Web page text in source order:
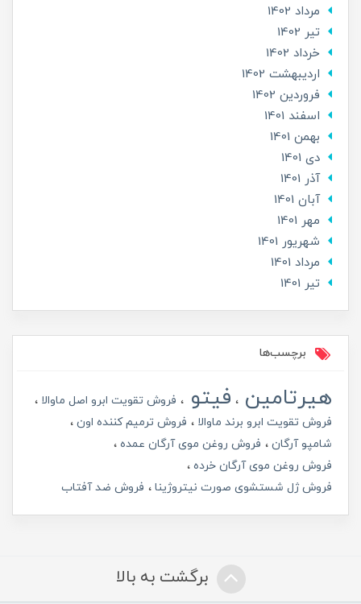
مرداد 1402
تير 1402
خرداد 1402
ارديبهشت 1402
فروردین 1402
اسفند 1401
بهمن 1401
دی 1401
آذر 1401
آبان 1401
مهر 1401
شهریور 1401
مرداد 1401
تير 1401
برچسب‌ها
هیرتامین فیتو
فروش تقویت ابرو اصل ماوالا
فروش تقویت ابرو برند ماوالا
فروش ترمیم کننده اون
شامپو آرگان
فروش روغن موی آرگان عمده
فروش روغن موی آرگان خرده
فروش ژل شستشوی صورت نیتروژینا
فروش ضد آفتاب
برگشت به بالا